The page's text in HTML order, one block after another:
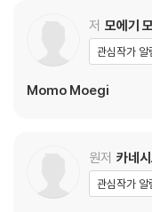
저 모에기
관심작가 알
Momo Moegi
원저 카네
관심작가 알